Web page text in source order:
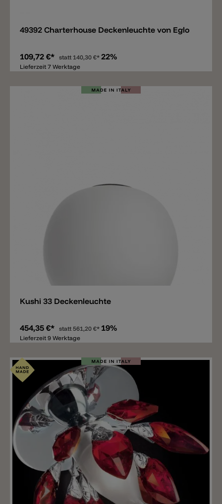
49392 Charterhouse Deckenleuchte von Eglo
109,72 €* statt 140,30 €* 22%
Lieferzeit 7 Werktage
Kushi 33 Deckenleuchte
454,35 €* statt561,20 €* 19%
Lieferzeit 9 Werktage